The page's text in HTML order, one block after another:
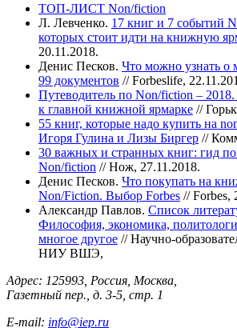
ТОП-ЛИСТ Non/fiction
Л. Левченко. 17 книг и 7 событий
которых стоит идти на книжную
20.11.2018.
Денис Песков. Что можно узнать о
99 документов // Forbeslife,
Путеводитель по Non/fiction –
к главной книжной ярмарке //
55 книг, которые надо купить на
Игоря Гулина и Лизы Биргер //
30 важных и странных книг: гид
Non/fiction // Нож, 27.11.2018.
Денис Песков. Что покупать на
Non/Fiction. Выбор Forbes // Forbes,
Александр Павлов. Список
Философия, экономика,
многое другое // Научно-
НИУ ВШЭ,
Адрес: 125993, Россия, Москва,
Газетный пер., д. 3-5, стр. 1
E-mail: info@iep.ru